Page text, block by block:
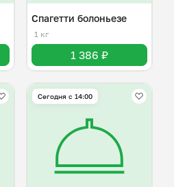
Спагетти болоньезе
1 кг
1 386 ₽
Сегодня с 14:00